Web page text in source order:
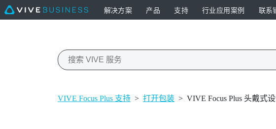
解决方案 产品 支持 行业应用案例 联系
VIVE Focus Plus 支持 > 打开包装 > VIVE Focus Plus 头戴式